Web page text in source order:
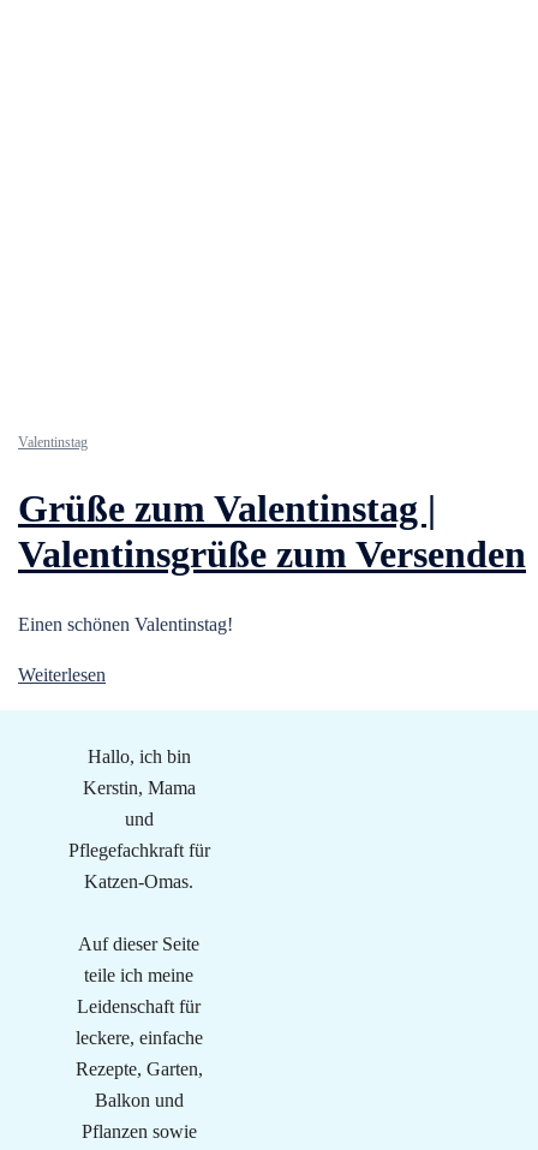
Valentinstag
Grüße zum Valentinstag |
Valentinsgrüße zum Versenden
Einen schönen Valentinstag!
Weiterlesen
Hallo, ich bin
Kerstin, Mama
und
Pflegefachkraft für
Katzen-Omas.
Auf dieser Seite
teile ich meine
Leidenschaft für
leckere, einfache
Rezepte, Garten,
Balkon und
Pflanzen sowie